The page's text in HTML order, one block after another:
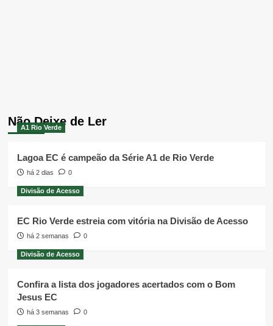
Não Deixe de Ler
A1 Rio Verde
Lagoa EC é campeão da Série A1 de Rio Verde
há 2 dias 0
Divisão de Acesso
EC Rio Verde estreia com vitória na Divisão de Acesso
há 2 semanas 0
Divisão de Acesso
Confira a lista dos jogadores acertados com o Bom
Jesus EC
há 3 semanas 0